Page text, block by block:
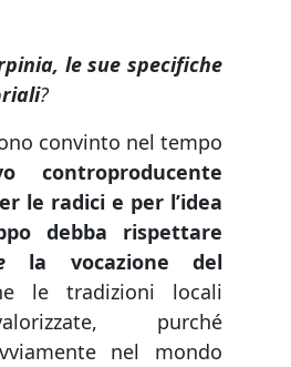
le sue specifiche
?
convinto nel tempo
controproducente
le radici e per l’idea
debba rispettare
la vocazione del
le tradizioni locali
purché
nel mondo